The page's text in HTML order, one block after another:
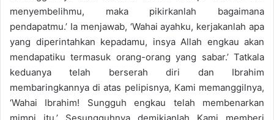
menyembelihmu, maka pikirkanlah bagaimana
pendapatmu.’ Ia menjawab, ‘Wahai ayahku, kerjakanlah apa
yang diperintahkan kepadamu, insya Allah engkau akan
mendapatiku termasuk orang-orang yang sabar.’ Tatkala
keduanya telah berserah diri dan Ibrahim
membaringkannya di atas pelipisnya, Kami memanggilnya,
‘Wahai Ibrahim! Sungguh engkau telah membenarkan
mimpi itu.’ Sesungguhnya demikianlah Kami memberi